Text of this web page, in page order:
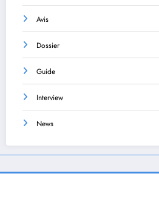
Avis
Dossier
Guide
Interview
News